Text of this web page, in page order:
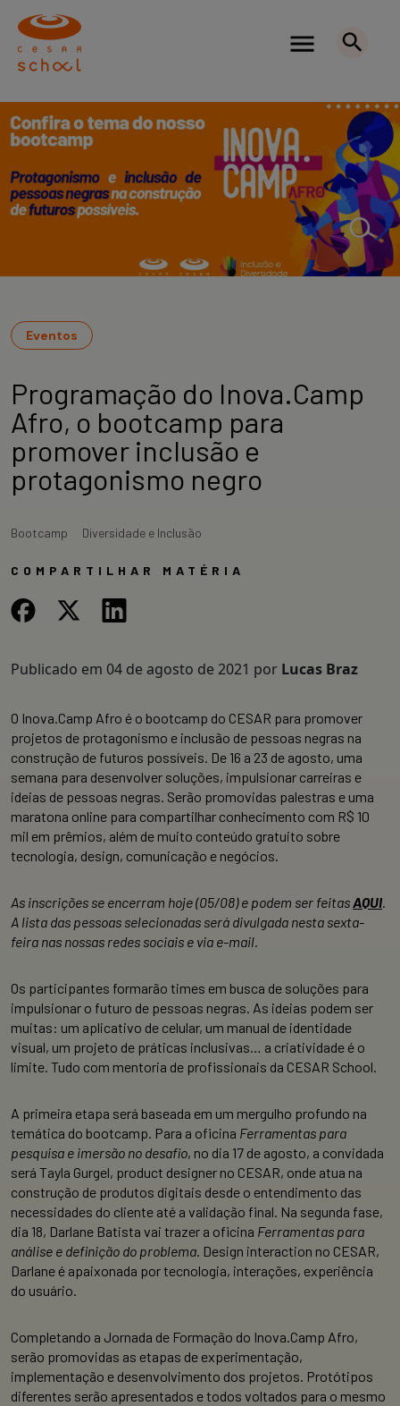
Eventos
Programação do Inova.Camp
Afro, o bootcamp para
promover inclusão e
protagonismo negro
Bootcamp Diversidade e Inclusão
COMPARTILHAR MATÉRIA
Publicado em 04 de agosto de 2021 por Lucas Braz
O Inova.Camp Afro é o bootcamp do CESAR para promover
projetos de protagonismo e inclusão de pessoas negras na
construção de futuros possíveis. De 16 a 23 de agosto, uma
semana para desenvolver soluções, impulsionar carreiras e
ideias de pessoas negras. Serão promovidas palestras e uma
maratona online para compartilhar conhecimento com R$ 10
mil em prêmios, além de muito conteúdo gratuito sobre
tecnologia, design, comunicação e negócios.
As inscrições se encerram hoje (05/08) e podem ser feitasAQUI.
A lista das pessoas selecionadas será divulgada nesta sexta-
feira nas nossas redes sociais e via e-mail.
Os participantes formarão times em busca de soluções para
impulsionar o futuro de pessoas negras. As ideias podem ser
muitas: um aplicativo de celular, um manual de identidade
visual, um projeto de práticas inclusivas… a criatividade é o
limite. Tudo com mentoria de profissionais da CESAR School.
A primeira etapa será baseada em um mergulho profundo na
temática do bootcamp. Para a oficina Ferramentas para
pesquisa e imersão no desafio, no dia 17 de agosto, a convidada
será Tayla Gurgel, product designer no CESAR, onde atua na
construção de produtos digitais desde o entendimento das
necessidades do cliente até a validação final. Na segunda fase,
dia 18, Darlane Batista vai trazer a oficina Ferramentas para
análise e definição do problema. Design interaction no CESAR,
Darlane é apaixonada por tecnologia, interações, experiência
do usuário.
Completando a Jornada de Formação do Inova.Camp Afro,
serão promovidas as etapas de experimentação,
implementação e desenvolvimento dos projetos. Protótipos
diferentes serão apresentados e todos voltados para o mesmo